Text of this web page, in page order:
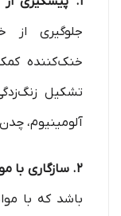
جلوگیری از
خنک‌کننده
تشکیل
آلومینیوم،
2. سازگاری با مواد مختلف:
باشد که با